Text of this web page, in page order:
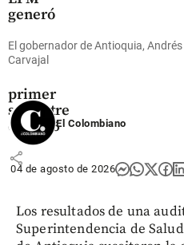
generó
de $3,2
billones
primer
semestre
de 2026
share
El gobernador de Antioquia,
Carvajal
El Colombiano
04 de agosto de 2026
Los resultados de una
Superintendencia de